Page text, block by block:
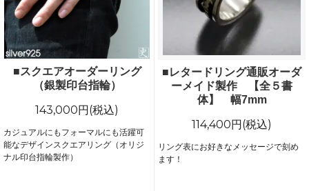
■スクエアオーダーリング
（銀製印台指輪）
143,000円(税込)
カジュアルにもフォーマルにも活躍可
能なデザインスクエアリング（オリジ
ナル印台指輪製作）
■レタードリング通販オーダ
ーメイド製作 【全５書
体】 幅7mm
114,400円(税込)
リング表にお好きなメッセージで刻め
ます！